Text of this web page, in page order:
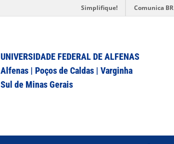
Simplifique! Comunica BR
UNIVERSIDADE FEDERAL DE ALFENAS
Alfenas | Poços de Caldas | Varginha
Sul de Minas Gerais